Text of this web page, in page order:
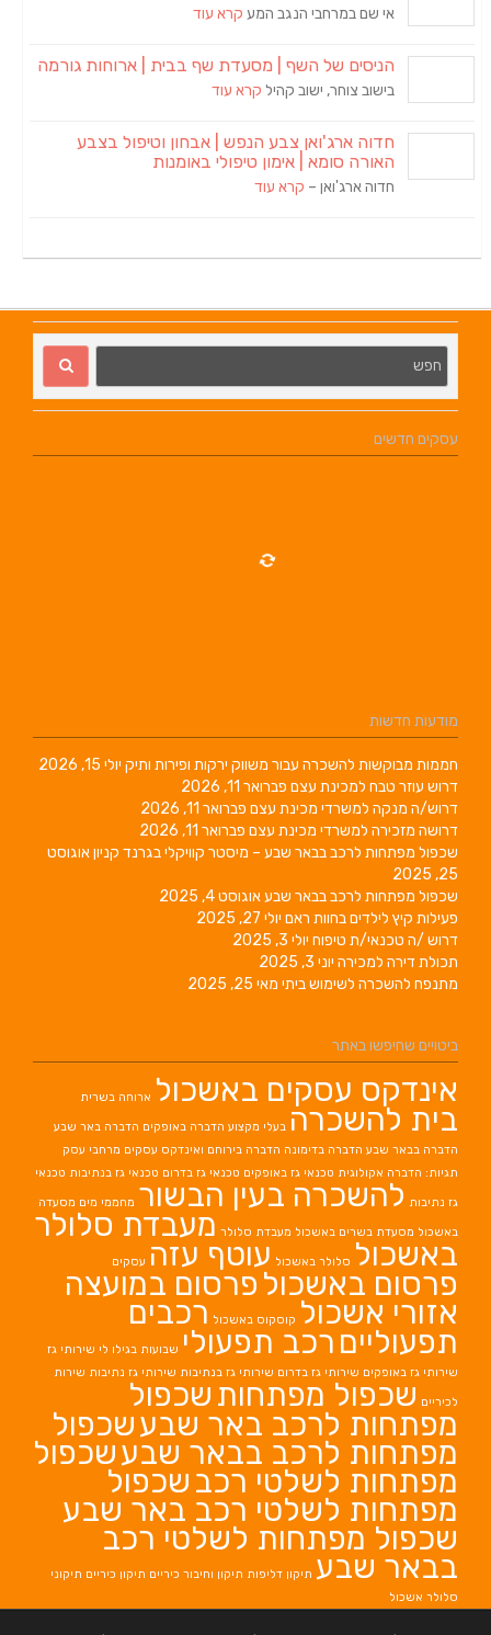
אי שם במרחבי הנגב המע קרא עוד
הניסים של השף | מסעדת שף בבית | ארוחות גורמה
בישוב צוחר, ישוב קהיל קרא עוד
חדוה ארג'ואן צבע הנפש | אבחון וטיפול בצבע
האורה סומא | אימון טיפולי באומנות
חדוה ארג'ואן – קרא עוד
עסקים חדשים
מודעות חדשות
חממות מבוקשות להשכרה עבור משווק ירקות ופירות ותיק יולי 15, 2026
דרוש עוזר טבח למכינת עצם פברואר 11, 2026
דרוש/ה מנקה למשרדי מכינת עצם פברואר 11, 2026
דרושה מזכירה למשרדי מכינת עצם פברואר 11, 2026
שכפול מפתחות לרכב בבאר שבע – מיסטר קוויקלי בגרנד קניוןאוגוסט
25, 2025
שכפול מפתחות לרכב בבאר שבעאוגוסט 4, 2025
פעילות קיץ לילדים בחוות ראם יולי 27, 2025
דרוש /ה טכנאי/ת טיפוח יולי 3, 2025
תכולת דירה למכירה יוני 3, 2025
מתנפח להשכרה לשימוש ביתי מאי 25, 2025
ביטויים שחיפשו באתר
אינדקס עסקים באשכול ארוחה בשרית
בית להשכרה בעלי מקצוע הדברה באופקים הדברה באר שבע
הדברה בבאר שבע הדברה בדימונה הדברה בירוחם ואינדקס עסקים מרחבי עסק
תגיות: הדברה אקולוגית טכנאי גז באופקים טכנאי גז בדרום טכנאי גז בנתיבות טכנאי
גז נתיבות להשכרה בעין הבשור מחממי מים מסעדה
באשכול מסעדת בשרים באשכול מעבדת סלולר מעבדת סלולר
באשכול סלולר באשכול עוטף עזה עסקים
פרסום באשכול פרסום במועצה
אזורי אשכול קוסקוס באשכול רכבים
תפעוליים רכב תפעולי שבועות בגילו לי שירותי גז
שירותי גז באופקים שירותי גז בדרום שירותי גז בנתיבות שירותי גז נתיבות שירות
לכיריים שכפול מפתחות שכפול
מפתחות לרכב באר שבעשכפול
מפתחות לרכב בבאר שבעשכפול
מפתחות לשלטי רכב שכפול
מפתחות לשלטי רכב באר שבע
שכפול מפתחות לשלטי רכב
בבאר שבע תיקון דליפות תיקון וחיבור כיריים תיקון כיריים תיקוני
סלולר אשכול